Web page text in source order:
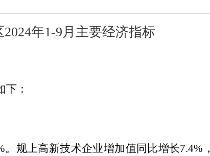
2024年1-9月主要经济指标
下：
。规上高新技术企业增加值同比增长7.4%，